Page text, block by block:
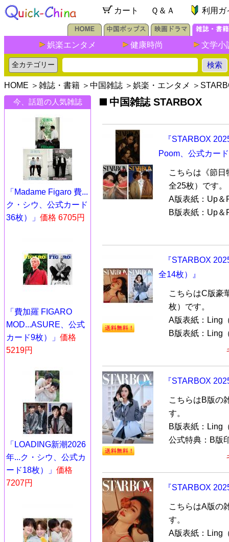
カート Ｑ＆Ａ 利用ガ
娯楽エンタメ 健康時尚 文学小
HOME ＞ 雑誌・書籍 ＞ 中国雑誌 ＞ 娯楽・エンタメ ＞
今、話題の人気雑誌
「Madame Figaro 費...
ク・シウ、公式カード
36枚）」 価格 6705円
「費加羅 FIGARO
MOD...ASURE、公式
カード9枚）」 価格
5219円
「LOADING新潮2026
年...ク・シウ、公式カ
ード18枚）」 価格
7207円
中国雑誌 STARBOX
『STARBOX
Poom、公式カー
こちらは《節
全25枚）です。
A版表紙：Up＆
B版表紙：Up＆
『STARBOX
全14枚）』
こちらはC版豪
枚）です。
A版表紙：Ling
B版表紙：Ling
『STARBOX
こちらはB版の
す。
B版表紙：Ling
公式特典：B版
『STARBOX
こちらはA版の
す。
A版表紙：Ling